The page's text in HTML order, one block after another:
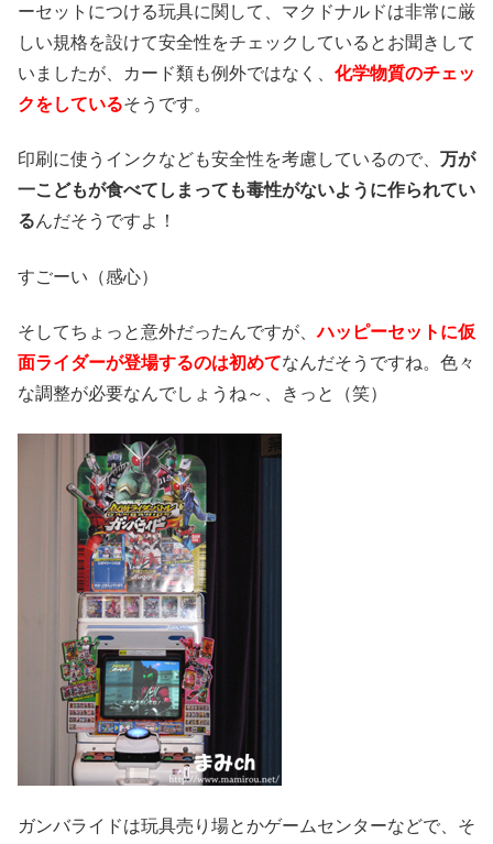
ーセットにつける玩具に関して、マクドナルドは非常に厳
しい規格を設けて安全性をチェックしているとお聞きして
いましたが、カード類も例外ではなく、 化学物質のチェッ
クをしているそうです。
印刷に使うインクなども安全性を考慮しているので、 万が
一こどもが食べてしまっても毒性がないように作られてい
るんだそうですよ！
すごーい（感心）
そしてちょっと意外だったんですが、ハッピーセットに仮
面ライダーが登場するのは初めてなんだそうですね。色々
な調整が必要なんでしょうね～、きっと（笑）
ガンバライドは玩具売り場とかゲームセンターなどで、そ